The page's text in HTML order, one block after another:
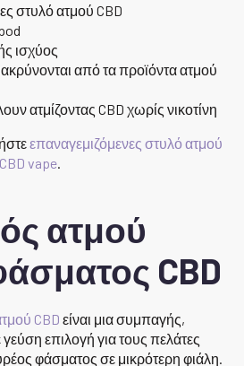
στυλό ατμού CBD
ισχύος
από τα προϊόντα ατμού
ατμίζοντας CBD χωρίς νικοτίνη
επαναγεμιζόμενες στυλό ατμού
vape.
ατμού
CBD
CBD είναι μια συμπαγής,
επιλογή για τους πελάτες
φάσματος σε μικρότερη φιάλη.